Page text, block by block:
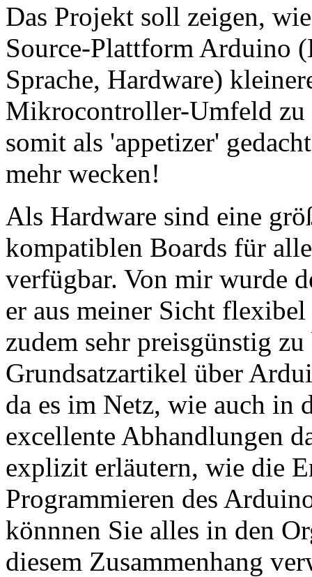
Das Projekt soll zeigen,
Source-Plattform Arduino
Sprache, Hardware)
Mikrocontroller-Umfeld zu
somit als 'appetizer'
mehr wecken!
Als Hardware sind eine
kompatiblen Boards für
verfügbar. Von mir wurde
er aus meiner Sicht
zudem sehr preisgünstig
Grundsatzartikel über
da es im Netz, wie auch in
excellente Abhandlungen
explizit erläutern, wie die
Programmieren des
könnnen Sie alles in den
diesem Zusammenhang